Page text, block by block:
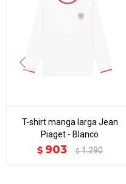
T-shirt manga larga Jean
Piaget - Blanco
$ 903 $ 1.290